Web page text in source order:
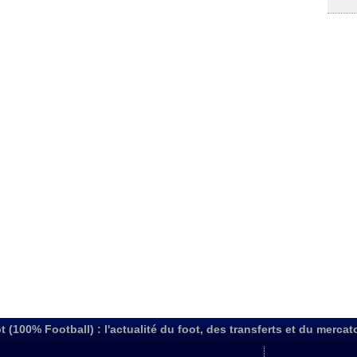
(100% Football) : l'actualité du foot, des transferts et du